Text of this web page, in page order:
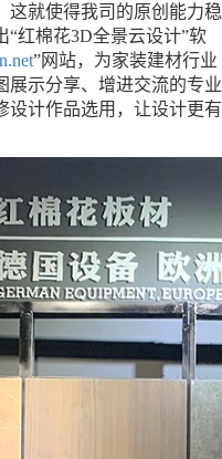
这就使得我司的原创能力稳
“红棉花3D全景云设计”软
”网站，为家装建材行业
展示分享、增进交流的专业
设计作品选用，让设计更有